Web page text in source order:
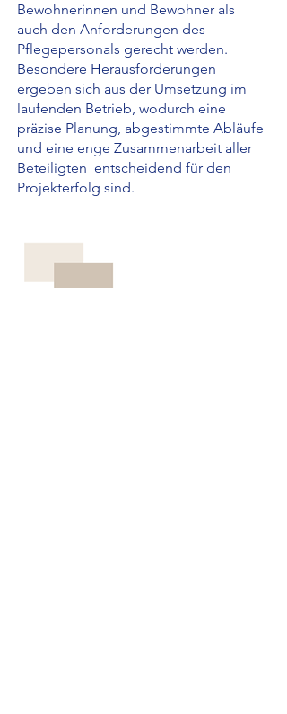
Bewohnerinnen und Bewohner als
auch den Anforderungen des
Pflegepersonals gerecht werden.
Besondere Herausforderungen
ergeben sich aus der Umsetzung im
laufenden Betrieb, wodurch eine
präzise Planung, abgestimmte Abläufe
und eine enge Zusammenarbeit aller
Beteiligten entscheidend für den
Projekterfolg sind.